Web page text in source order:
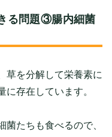
る問題③腸内細菌
草を分解して栄養素に
に存在しています。
菌たちも食べるので、